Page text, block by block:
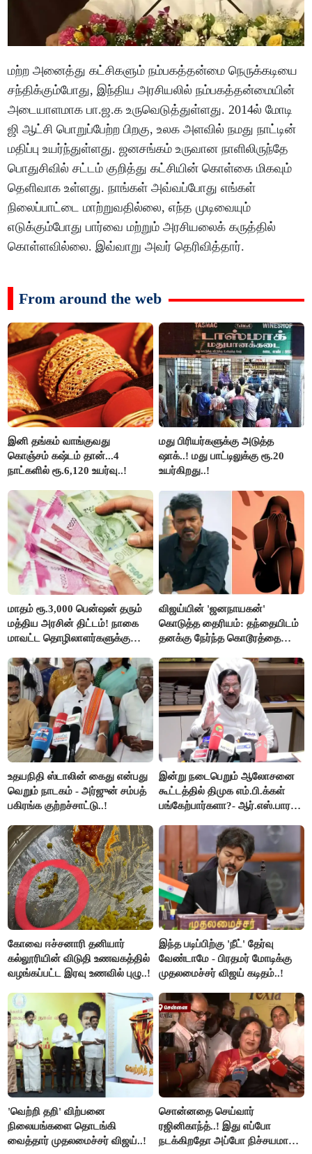
மற்ற அனைத்து கட்சிகளும் நம்பகத்தன்மை நெருக்கடியை
சந்திக்கும்போது, இந்திய அரசியலில் நம்பகத்தன்மையின்
அடையாளமாக பா.ஜ.க உருவெடுத்துள்ளது. 2014ல் மோடி
ஜி ஆட்சி பொறுப்பேற்ற பிறகு, உலக அளவில் நமது நாட்டின்
மதிப்பு உயர்ந்துள்ளது. ஜனசங்கம் உருவான நாளிலிருந்தே
பொதுசிவில் சட்டம் குறித்து கட்சியின் கொள்கை மிகவும்
தெளிவாக உள்ளது. நாங்கள் அவ்வப்போது எங்கள்
நிலைப்பாட்டை மாற்றுவதில்லை, எந்த முடிவையும்
எடுக்கும்போது பார்வை மற்றும் அரசியலைக் கருத்தில்
கொள்ளவில்லை. இவ்வாறு அவர் தெரிவித்தார்.
From around the web
இனி தங்கம் வாங்குவது
கொஞ்சம் கஷ்டம் தான்...4
நாட்களில் ரூ.6,120 உயர்வு..!
மது பிரியர்களுக்கு அடுத்த
ஷாக்..! மது பாட்டிலுக்கு ரூ.20
உயர்கிறது..!
மாதம் ரூ.3,000 பென்ஷன் தரும்
மத்திய அரசின் திட்டம்! நாகை
மாவட்ட தொழிலாளர்களுக்கு
செய்தி!
விஜய்யின் 'ஜனநாயகன்'
கொடுத்த தைரியம்: தந்தையிடம்
தனக்கு நேர்ந்த கொடூரத்தை
உதயநிதி ஸ்டாலின் கைது என்பது
வெறும் நாடகம் - அர்ஜுன் சம்பத்
பகிரங்க குற்றச்சாட்டு..!
இன்று நடைபெறும் ஆலோசனை
கூட்டத்தில் திமுக எம்.பி.க்கள்
பங்கேற்பார்களா?- ஆர்.எஸ்.பாரதி
கோவை ஈச்சனாரி தனியார்
கல்லூரியின் விடுதி உணவகத்தில்
வழங்கப்பட்ட இரவு உணவில் புழு..!
இந்த படிப்பிற்கு 'நீட்' தேர்வு
வேண்டாமே - பிரதமர் மோடிக்கு
முதலமைச்சர் விஜய் கடிதம்..!
'வெற்றி தறி' விற்பனை
நிலையங்களை தொடங்கி
வைத்தார் முதலமைச்சர் விஜய்..!
சொன்னதை செய்வார்
ரஜினிகாந்த்..! இது எப்போ
நடக்கிறதோ அப்போ நிச்சயமாக